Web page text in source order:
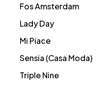
Fos Amsterdam
Lady Day
Mi Piace
Sensia (Casa Moda)
Triple Nine